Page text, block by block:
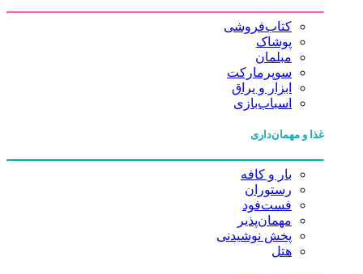
کتاب‌فروشی
پوشاک
مبلمان
سوپرمارکت
ابزار و یراق
اسباب‌بازی
غذا و مهمان‌داری
بار و کافه
رستوران
فست‌فود
مهمان‌پذیر
پخش نوشیدنی
هتل